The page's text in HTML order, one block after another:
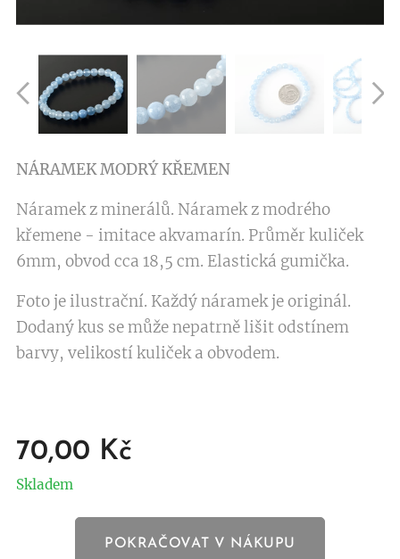
NÁRAMEKMODRÝ KŘEMEN
Náramek z minerálů. Náramek z modrého
křemene - imitace akvamarín. Průměr kuliček
6mm, obvod cca 18,5 cm. Elastická gumička.
Foto je ilustrační. Každý náramek je originál.
Dodaný kus se může nepatrně lišit odstínem
barvy, velikostí kuliček a obvodem.
70,00 Kč
Skladem
POKRAČOVAT V NÁKUPU